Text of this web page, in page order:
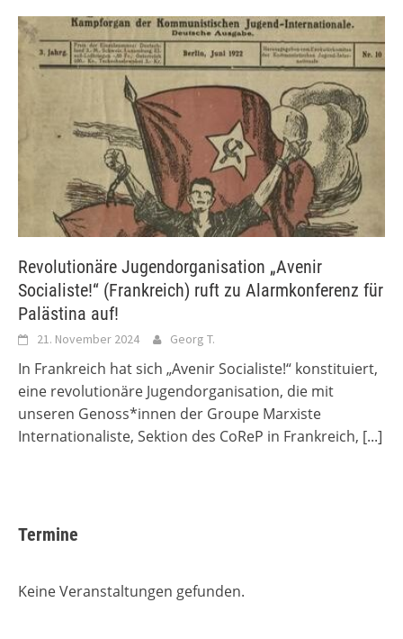
Revolutionäre Jugendorganisation „Avenir
Socialiste!“ (Frankreich) ruft zu Alarmkonferenz für
Palästina auf!
21. November 2024 Georg T.
In Frankreich hat sich „Avenir Socialiste!“ konstituiert,
eine revolutionäre Jugendorganisation, die mit
unseren Genoss*innen der Groupe Marxiste
Internationaliste, Sektion des CoReP in Frankreich, [...]
Termine
Keine Veranstaltungen gefunden.